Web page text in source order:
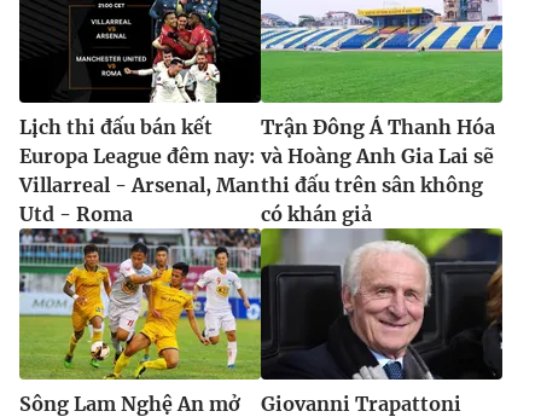
Lịch thi đấu bán kết
Europa League đêm nay:
Villarreal - Arsenal, Man
Utd - Roma
Trận Đông Á Thanh Hóa
và Hoàng Anh Gia Lai sẽ
thi đấu trên sân không
có khán giả
Sông Lam Nghệ An mở
Giovanni Trapattoni